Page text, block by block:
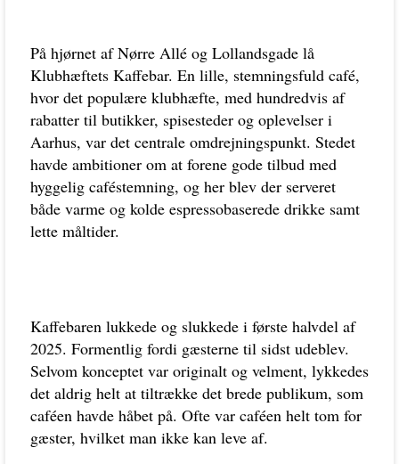
På hjørnet af Nørre Allé og Lollandsgade lå
Klubhæftets Kaffebar. En lille, stemningsfuld café,
hvor det populære klubhæfte, med hundredvis af
rabatter til butikker, spisesteder og oplevelser i
Aarhus, var det centrale omdrejningspunkt. Stedet
havde ambitioner om at forene gode tilbud med
hyggelig caféstemning, og her blev der serveret
både varme og kolde espressobaserede drikke samt
lette måltider.
Kaffebaren lukkede og slukkede i første halvdel af
2025. Formentlig fordi gæsterne til sidst udeblev.
Selvom konceptet var originalt og velment, lykkedes
det aldrig helt at tiltrække det brede publikum, som
caféen havde håbet på. Ofte var caféen helt tom for
gæster, hvilket man ikke kan leve af.